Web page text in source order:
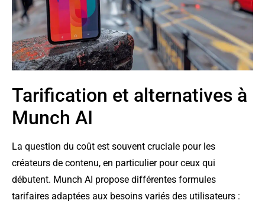
Tarification et alternatives à
Munch AI
La question du coût est souvent cruciale pour les
créateurs de contenu, en particulier pour ceux qui
débutent. Munch AI propose différentes formules
tarifaires adaptées aux besoins variés des utilisateurs :